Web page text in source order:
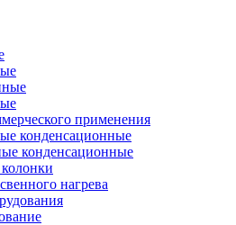
применения
конденсационные
конденсационные
нагрева